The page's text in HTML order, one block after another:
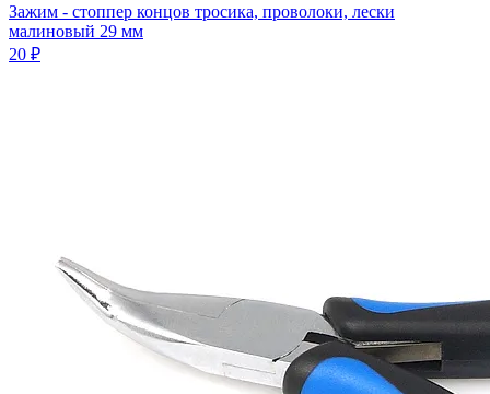
Зажим - стоппер концов тросика, проволоки, лески
малиновый 29 мм
20 ₽